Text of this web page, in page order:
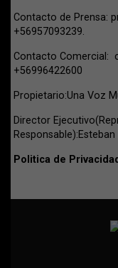
Contacto de Prensa:
+56957093239.
Contacto Comercial:
+56996422600
Propietario:Una Voz
Director
Politica de Privacidad